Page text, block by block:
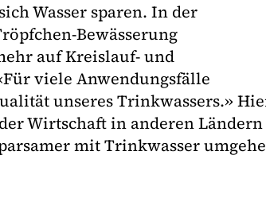
Wasser sparen. In der
Bewässerung
auf Kreislauf- und
viele Anwendungsfälle
unseres Trinkwassers.»
Wirtschaft in anderen Ländern
mit Trinkwasser